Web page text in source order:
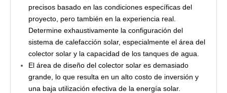
precisos basado en las condiciones específicas del
proyecto, pero también en la experiencia real.
Determine exhaustivamente la configuración del
sistema de calefacción solar, especialmente el área del
colector solar y la capacidad de los tanques de agua.
El área de diseño del colector solar es demasiado
grande, lo que resulta en un alto costo de inversión y
una baja utilización efectiva de la energía solar.